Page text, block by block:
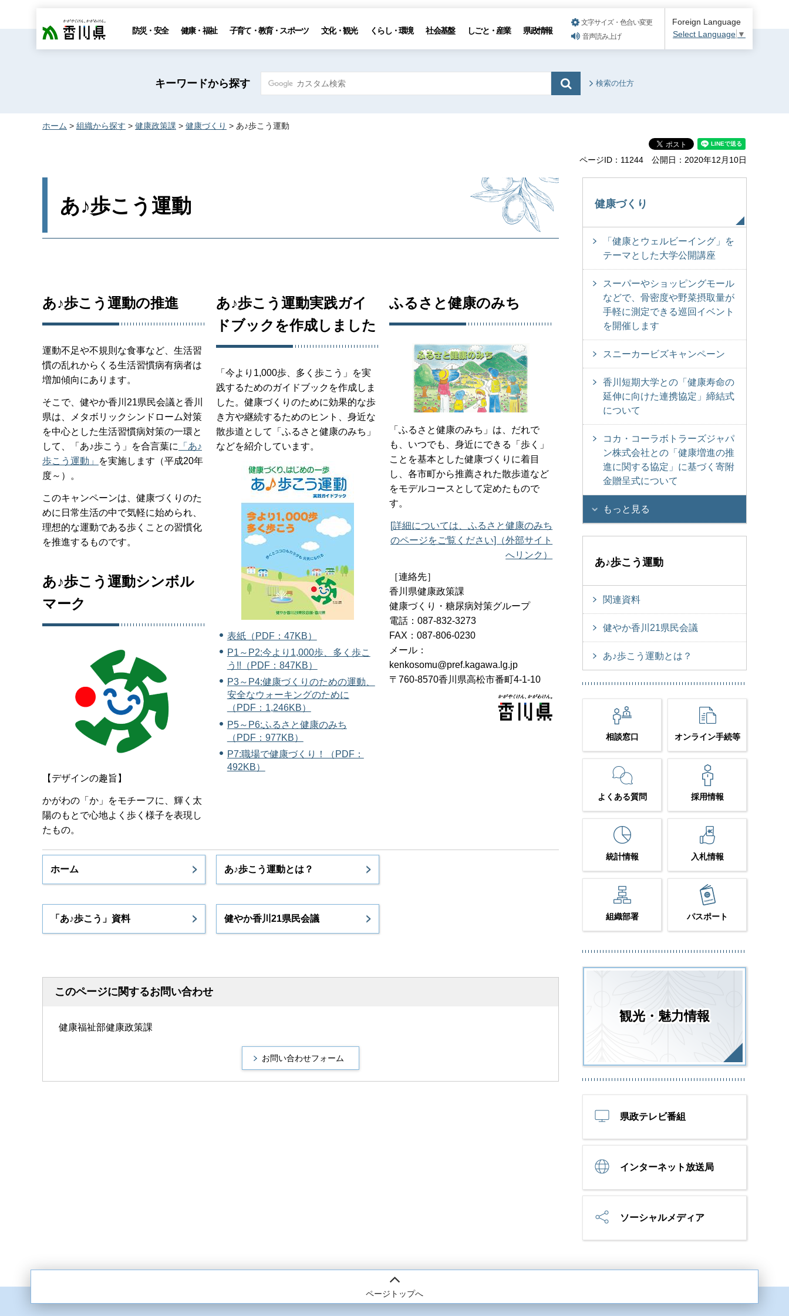
香川県 防災・安全 健康・福祉 子育て・教育・スポーツ 文化・観光 くらし・環境 社会基盤 しごと・産業 県政情報
文字サイズ・色合い変更
音声読み上げ
Foreign Language
Select Language ▼
キーワードから探す 検索の仕方
ホーム > 組織から探す > 健康政策課 > 健康づくり > あ♪歩こう運動
ページID：11244 公開日：2020年12月10日
あ♪歩こう運動
あ♪歩こう運動の推進
運動不足や不規則な食事など、生活習
慣の乱れからくる生活習慣病有病者は
増加傾向にあります。
そこで、健やか香川21県民会議と香川
県は、メタボリックシンドローム対策
を中心とした生活習慣病対策の一環と
して、「あ♪歩こう」を合言葉に
「あ♪
歩こう運動」
を実施します（平成20年
度～）。
このキャンペーンは、健康づくりのた
めに日常生活の中で気軽に始められ、
理想的な運動である歩くことの習慣化
を推進するものです。
あ♪歩こう運動シンボル
マーク
【デザインの趣旨】
かがわの「か」をモチーフに、輝く太
陽のもとで心地よく歩く様子を表現し
たもの。
あ♪歩こう運動実践ガイ
ドブックを作成しました
「今より1,000歩、多く歩こう」を実
践するためのガイドブックを作成しま
した。健康づくりのために効果的な歩
き方や継続するためのヒント、身近な
散歩道として「ふるさと健康のみち」
などを紹介しています。
表紙（PDF：47KB）
P1～P2:今より1,000歩、多く歩こ
う!!（PDF：847KB）
P3～P4:健康づくりのための運動、
安全なウォーキングのために
（PDF：1,246KB）
P5～P6:ふるさと健康のみち
（PDF：977KB）
P7:職場で健康づくり！（PDF：
492KB）
ふるさと健康のみち
「ふるさと健康のみち」は、だれで
も、いつでも、身近にできる「歩く」
ことを基本とした健康づくりに着目
し、各市町から推薦された散歩道など
をモデルコースとして定めたもので
す。
[詳細については、ふるさと健康のみち
のページをご覧ください]（外部サイト
へリンク）
［連絡先］
香川県健康政策課
健康づくり・糖尿病対策グループ
電話：087-832-3273
FAX：087-806-0230
メール：
kenkosomu@pref.kagawa.lg.jp
〒760-8570香川県高松市番町4-1-10
ホーム
「あ♪歩こう」資料
あ♪歩こう運動とは？
健やか香川21県民会議
このページに関するお問い合わせ
健康福祉部健康政策課
健康づくり
「健康とウェルビーイング」を
テーマとした大学公開講座
スーパーやショッピングモール
などで、骨密度や野菜摂取量が
手軽に測定できる巡回イベント
を開催します
スニーカービズキャンペーン
香川短期大学との「健康寿命の
延伸に向けた連携協定」締結式
について
コカ・コーラボトラーズジャパ
ン株式会社との「健康増進の推
進に関する協定」に基づく寄附
金贈呈式について
もっと見る
あ♪歩こう運動
関連資料
健やか香川21県民会議
あ♪歩こう運動とは？
相談窓口 オンライン手続等
よくある質問 採用情報
統計情報 入札情報
組織部署 パスポート
観光・魅力情報
県政テレビ番組
インターネット放送局
ソーシャルメディア
ページトップへ